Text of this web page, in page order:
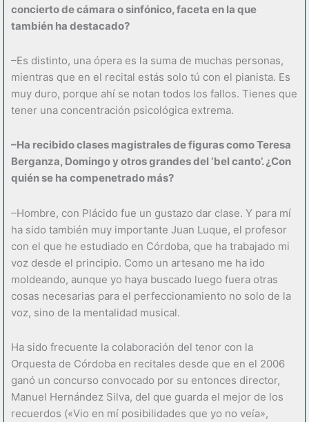
concierto de cámara o sinfónico, faceta en la que
también ha destacado?
–Es distinto, una ópera es la suma de muchas personas,
mientras que en el recital estás solo tú con el pianista. Es
muy duro, porque ahí se notan todos los fallos. Tienes que
tener una concentración psicológica extrema.
–Ha recibido clases magistrales de figuras como Teresa
Berganza, Domingo y otros grandes del ‘bel canto’. ¿Con
quién se ha compenetrado más?
–Hombre, con Plácido fue un gustazo dar clase. Y para mí
ha sido también muy importante Juan Luque, el profesor
con el que he estudiado en Córdoba, que ha trabajado mi
voz desde el principio. Como un artesano me ha ido
moldeando, aunque yo haya buscado luego fuera otras
cosas necesarias para el perfeccionamiento no solo de la
voz, sino de la mentalidad musical.
Ha sido frecuente la colaboración del tenor con la
Orquesta de Córdoba en recitales desde que en el 2006
ganó un concurso convocado por su entonces director,
Manuel Hernández Silva, del que guarda el mejor de los
recuerdos («Vio en mí posibilidades que yo no veía»,